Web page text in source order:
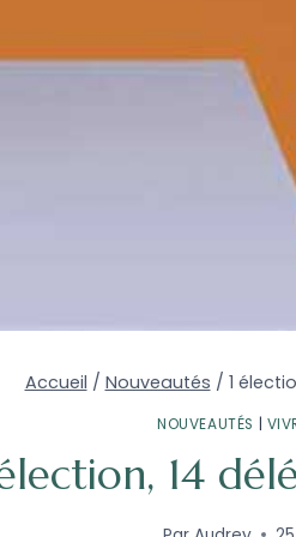
Accueil / Nouveautés / 1
NOUVEAUTÉS
14